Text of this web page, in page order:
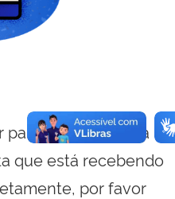
visualizar essa
que está recebendo
por favor